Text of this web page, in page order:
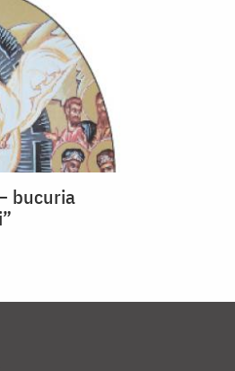
bucuria